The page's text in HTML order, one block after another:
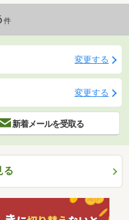
件
変更する
変更する
新着メールを受取る
る